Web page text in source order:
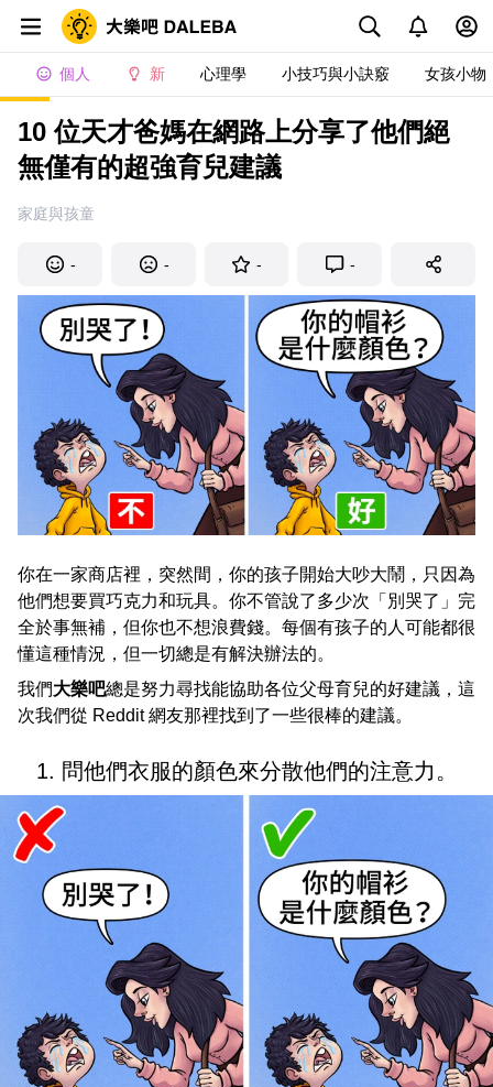
個人 新 心理學 小技巧與小訣竅 女孩小物
10 位天才爸媽在網路上分享了他們絕
無僅有的超強育兒建議
家庭與孩童
- - - -
你在一家商店裡，突然間，你的孩子開始大吵大鬧，只因為
他們想要買巧克力和玩具。你不管說了多少次「別哭了」完
全於事無補，但你也不想浪費錢。每個有孩子的人可能都很
懂這種情況，但一切總是有解決辦法的。
我們大樂吧總是努力尋找能協助各位父母育兒的好建議，這
次我們從 Reddit 網友那裡找到了一些很棒的建議。
1. 問他們衣服的顏色來分散他們的注意力。